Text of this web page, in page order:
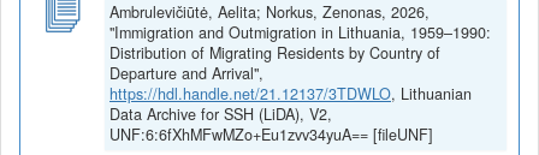
Ambrulevičiūtė, Aelita; Norkus, Zenonas, 2026,
"Immigration and Outmigration in Lithuania, 1959–1990:
Distribution of Migrating Residents by Country of
Departure and Arrival",
https://hdl.handle.net/21.12137/3TDWLO, Lithuanian
Data Archive for SSH (LiDA), V2,
UNF:6:6fXhMFwMZo+Eu1zvv34yuA== [fileUNF]